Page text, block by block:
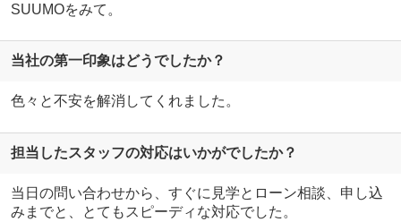
SUUMOをみて。
当社の第一印象はどうでしたか？
色々と不安を解消してくれました。
担当したスタッフの対応はいかがでしたか？
当日の問い合わせから、すぐに見学とローン相談、申し込
みまでと、とてもスピーディな対応でした。